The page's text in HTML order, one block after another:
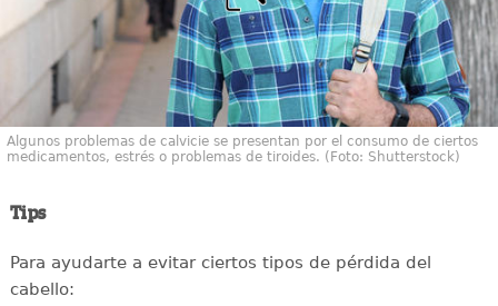
Algunos problemas de calvicie se presentan por el consumo de ciertos
medicamentos, estrés o problemas de tiroides. (Foto: Shutterstock)
Tips
Para ayudarte a evitar ciertos tipos de pérdida del
cabello: